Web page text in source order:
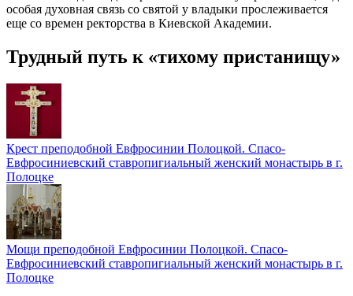
особая духовная связь со святой у владыки прослеживается
еще со времен ректорства в Киевской Академии.
Трудный путь к «тихому пристанищу»
Крест преподобной Евфросинии Полоцкой. Спасо-
Евфросиниевский cтавропигиальный женский монастырь в г.
Полоцке
Мощи преподобной Евфросинии Полоцкой. Спасо-
Евфросиниевский cтавропигиальный женский монастырь в г.
Полоцке